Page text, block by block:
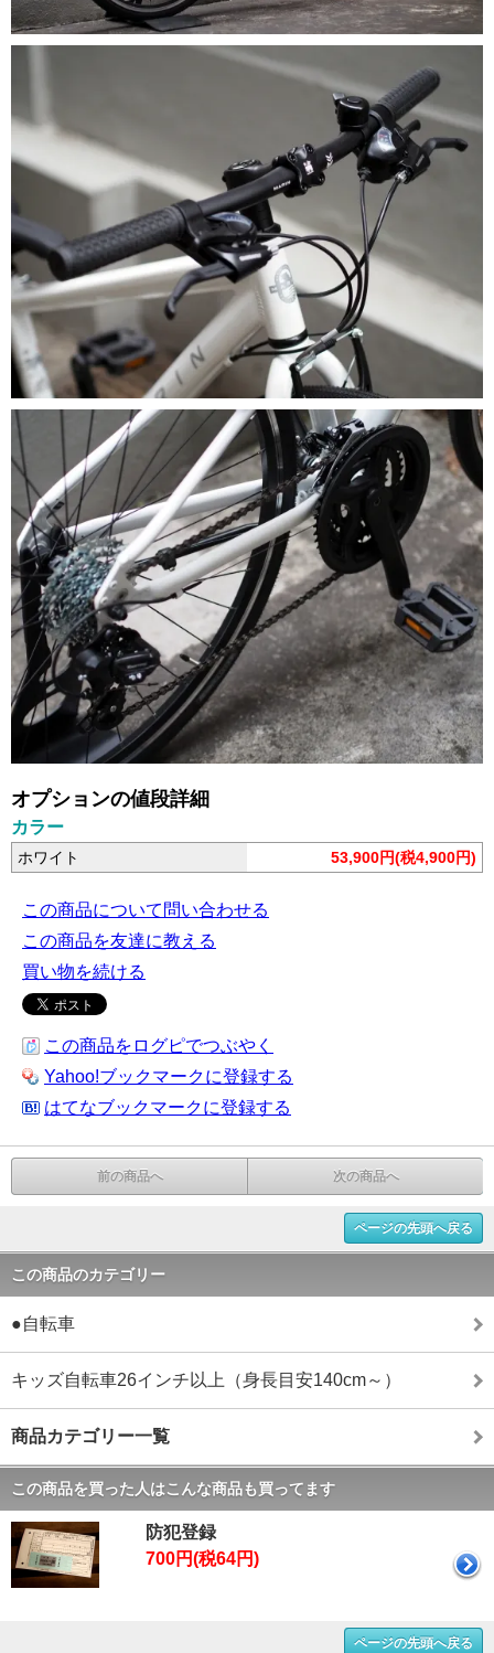
オプションの値段詳細
カラー
ホワイト 53,900円(税4,900円)
この商品について問い合わせる
この商品を友達に教える
買い物を続ける
この商品をログピでつぶやく
Yahoo!ブックマークに登録する
はてなブックマークに登録する
前の商品へ 次の商品へ
ページの先頭へ戻る
この商品のカテゴリー
●自転車
キッズ自転車26インチ以上（身長目安140cm～）
商品カテゴリー一覧
この商品を買った人はこんな商品も買ってます
防犯登録
700円(税64円)
ページの先頭へ戻る